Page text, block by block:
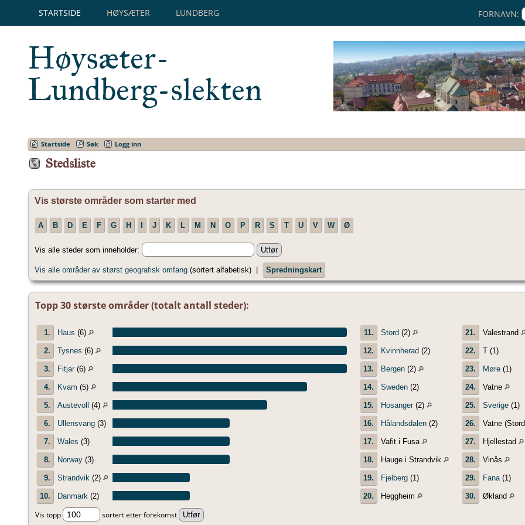
STARTSIDE HØYSÆTER LUNDBERG FORNAVN:
Høysæter-
Lundberg-slekten
Startside Søk Logg inn
Stedsliste
Vis største områder som starter med
A B D E F G H I J K L M N O P R S T U V W Ø
Vis alle steder som inneholder:
Vis alle områder av størst geografisk omfang (sortert alfabetisk) | Spredningskart
Topp 30 største områder (totalt antall steder):
1. Haus (6)
2. Tysnes (6)
3. Fitjar(6)
4. Kvam (5)
5. Austevoll (4)
6. Ullensvang (3)
7. Wales (3)
8. Norway (3)
9. Strandvik (2)
10. Danmark (2)
11. Stord (2)
12. Kvinnherad (2)
13. Bergen (2)
14. Sweden (2)
15. Hosanger(2)
16. Hålandsdalen (2)
17. Vafit i Fusa
18. Hauge i Strandvik
19. Fjelberg (1)
20. Heggheim
21. Valestrand
22. T (1)
23. Møre (1)
24. Vatne
25. Sverige (1)
26. Vatne
27. Hjellestad
28. Vinås
29. Fana(1)
30. Økland
Vis topp sortert etter forekomst